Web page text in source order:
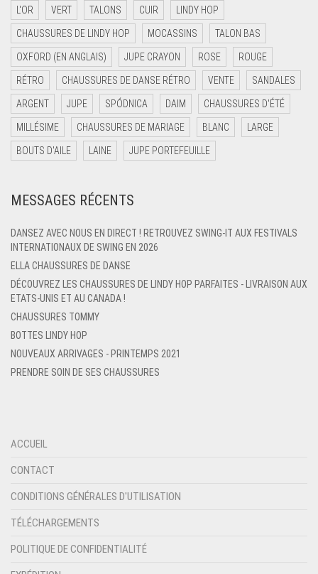
L'OR VERT TALONS CUIR LINDY HOP
CHAUSSURES DE LINDY HOP MOCASSINS TALON BAS
OXFORD (EN ANGLAIS) JUPE CRAYON ROSE ROUGE
RÉTRO CHAUSSURES DE DANSE RÉTRO VENTE SANDALES
ARGENT JUPE SPÓDNICA DAIM CHAUSSURES D'ÉTÉ
MILLÉSIME CHAUSSURES DE MARIAGE BLANC LARGE
BOUTS D'AILE LAINE JUPE PORTEFEUILLE
MESSAGES RÉCENTS
DANSEZ AVEC NOUS EN DIRECT ! RETROUVEZ SWING-IT AUX FESTIVALS
INTERNATIONAUX DE SWING EN 2026
ELLA CHAUSSURES DE DANSE
DÉCOUVREZ LES CHAUSSURES DE LINDY HOP PARFAITES - LIVRAISON AUX
ETATS-UNIS ET AU CANADA !
CHAUSSURES TOMMY
BOTTES LINDY HOP
NOUVEAUX ARRIVAGES - PRINTEMPS 2021
PRENDRE SOIN DE SES CHAUSSURES
ACCUEIL
CONTACT
CONDITIONS GÉNÉRALES D'UTILISATION
TÉLÉCHARGEMENTS
POLITIQUE DE CONFIDENTIALITÉ